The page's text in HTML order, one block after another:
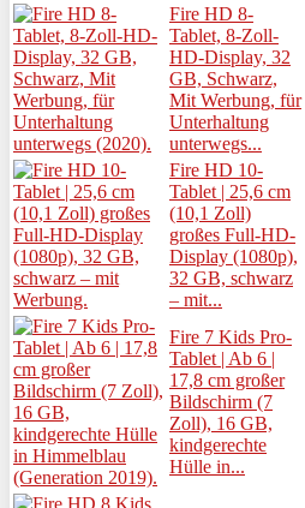
Fire HD 8-
Tablet, 8-Zoll-
HD-Display, 32
GB, Schwarz,
Mit Werbung, für
Unterhaltung
unterwegs...
Fire HD 10-
Tablet | 25,6 cm
(10,1 Zoll)
großes Full-HD-
Display (1080p),
32 GB, schwarz
– mit...
Fire 7 Kids Pro-
Tablet | Ab 6 |
17,8 cm großer
Bildschirm (7
Zoll), 16 GB,
kindgerechte
Hülle in...